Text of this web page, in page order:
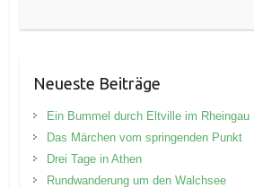
Neueste Beiträge
Ein Bummel durch Eltville im Rheingau
Das Märchen vom springenden Punkt
Drei Tage in Athen
Rundwanderung um den Walchsee